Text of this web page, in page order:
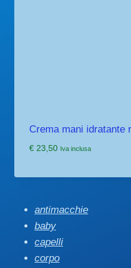
Crema mani idratante
€23,50 Iva inclusa
antimacchie
baby
capelli
corpo